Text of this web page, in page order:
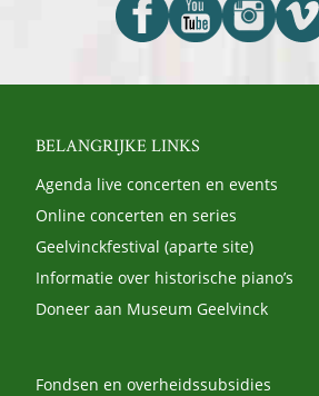
BELANGRIJKE LINKS
Agenda live concerten en events
Online concerten en series
Geelvinckfestival (aparte site)
Informatie over historische piano’s
Doneer aan Museum Geelvinck
Fondsen en overheidssubsidies